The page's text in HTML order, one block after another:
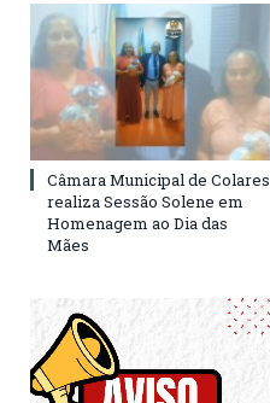
Câmara Municipal de Colares
realiza Sessão Solene em
Homenagem ao Dia das
Mães